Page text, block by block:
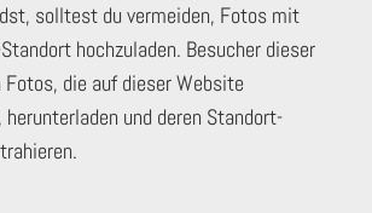
solltest du vermeiden, Fotos mit
hochzuladen. Besucher dieser
die auf dieser Website
und deren Standort-